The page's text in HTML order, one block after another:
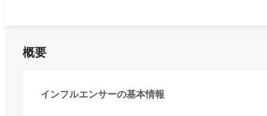
概要
インフルエンサーの基本情報